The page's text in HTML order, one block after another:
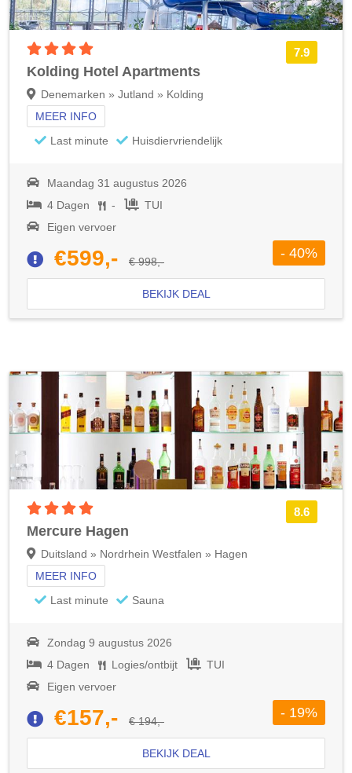
7.9
Kolding Hotel Apartments
Denemarken » Jutland » Kolding
MEER INFO
Last minute
Huisdiervriendelijk
Maandag 31 augustus 2026
4 Dagen
-
TUI
Eigen vervoer
€599,- € 998,-
- 40%
BEKIJK DEAL
8.6
Mercure Hagen
Duitsland » Nordrhein Westfalen » Hagen
MEER INFO
Last minute
Sauna
Zondag 9 augustus 2026
4 Dagen
Logies/ontbijt
TUI
Eigen vervoer
€157,- € 194,-
- 19%
BEKIJK DEAL